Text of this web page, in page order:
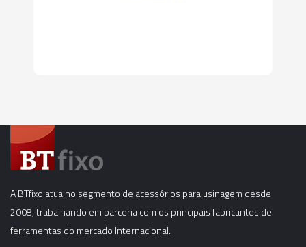
A BTfixo atua no segmento de acessórios para usinagem desde
2008, trabalhando em parceria com os principais fabricantes de
ferramentas do mercado Internacional.